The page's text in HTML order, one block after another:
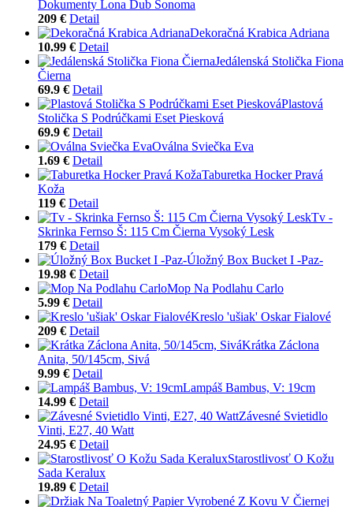
Dokumenty Lona Dub Sonoma
209 € Detail
Dekoračná Krabica Adriana
10.99 € Detail
Jedálenská Stolička Fiona
Čierna
69.9 € Detail
Plastová
Stolička S Podrúčkami Eset Piesková
69.9 € Detail
Oválna Sviečka Eva
1.69 € Detail
Taburetka Hocker Pravá
Koža
119 € Detail
Tv -
Skrinka Fernso Š: 115 Cm Čierna Vysoký Lesk
179 € Detail
Úložný Box Bucket I -Paz-
19.98 € Detail
Mop Na Podlahu Carlo
5.99 € Detail
Kreslo 'ušiak' Oskar Fialové
209 € Detail
Krátka Záclona
Anita, 50/145cm, Sivá
9.99 € Detail
Lampáš Bambus, V: 19cm
14.99 € Detail
Závesné Svietidlo
Vinti, E27, 40 Watt
24.95 € Detail
Starostlivosť O Kožu
Sada Keralux
19.89 € Detail